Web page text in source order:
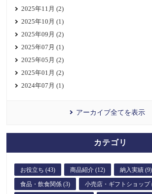
2025年11月 (2)
2025年10月 (1)
2025年09月 (2)
2025年07月 (1)
2025年05月 (2)
2025年01月 (2)
2024年07月 (1)
アーカイブ全てを表示
カテゴリ
お役立ち (43) 商品紹介 (12) 納入実績 (9)
食品・飲食関係 (3) 小売店・ギフトショップ